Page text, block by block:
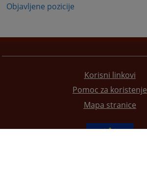
Objavljene pozicije
Korisni linkovi
Pomoc za koristenje
Mapa stranice